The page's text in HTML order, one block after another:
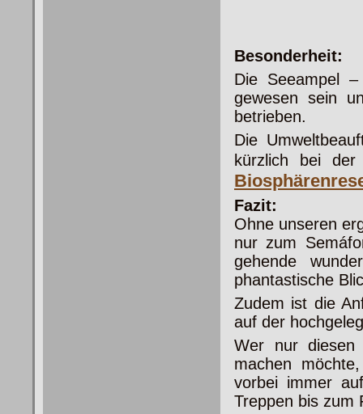
Besonderheit:
Die Seeampel
gewesen sein
betrieben.
Die
kürzlich bei
Fazit:
Ohne unseren
nur zum
gehende
phantastische
Zudem ist die
auf der
Wer nur diesen
machen
vorbei immer
Treppen bis zum